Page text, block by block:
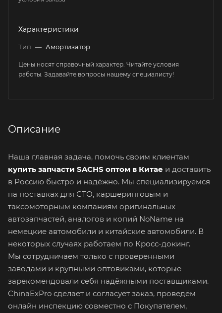
Характеристики
Тип — Амортизатор
Цены носят справочный характер. Читайте условия
работы. Задавайте вопросы нашему специалисту!
Описание
Наша главная задача, помочь своим клиентам
купить запчасти SACHS оптом в Китае и доставить
в Россию быстро и надёжно. Мы специализируемся
на поставках для СТО, каршеринговым и
таксомоторным компаниям оригинальных
автозапчастей, аналогов и копий NoName на
немецкие автомобили и китайские автомобили. В
некоторых случаях работаем по Кросс-докинг.
Мы сотрудничаем только с проверенными
заводами и крупными оптовиками, которые
зарекомендовали себя надёжными поставщиками.
ChinaExPro сделает и согласует заказ, проведём
онлайн инспекцию совместно с Покупателем,